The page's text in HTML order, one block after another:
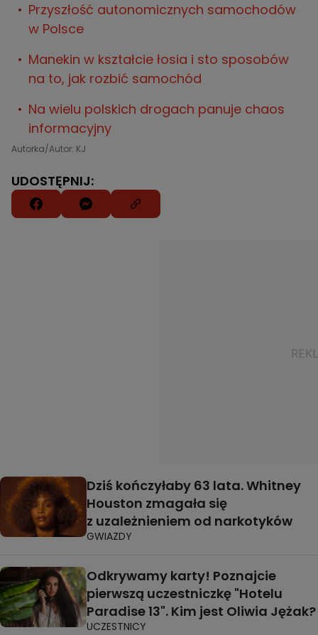
Przyszłość autonomicznych samochodów
w Polsce
Manekin w kształcie łosia i sto sposobów
na to, jak rozbić samochód
Na wielu polskich drogach panuje chaos
informacyjny
Autorka/Autor: KJ
UDOSTĘPNIJ:
Dziś kończyłaby 63 lata. Whitney
Houston zmagała się
z uzależnieniem od narkotyków
GWIAZDY
Odkrywamy karty! Poznajcie
pierwszą uczestniczkę "Hotelu
Paradise 13". Kim jest Oliwia Jężak?
UCZESTNICY